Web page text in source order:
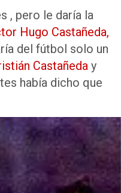
, pero le daría la
Hugo Castañeda,
del fútbol solo un
Castañeda y
había dicho que